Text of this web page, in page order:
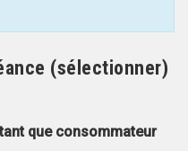
(sélectionner)
que consommateur